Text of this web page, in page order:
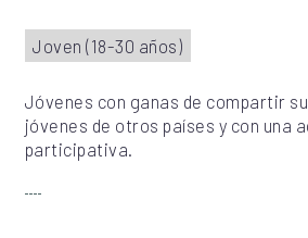
Joven (18-30 años)
Jóvenes con ganas de compartir
jóvenes de otros países y con una
participativa.